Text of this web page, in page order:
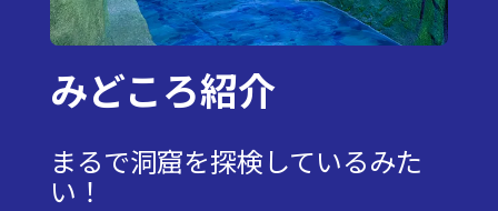
みどころ紹介
まるで洞窟を探検しているみた
い！